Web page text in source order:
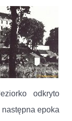
odkryto
epoka